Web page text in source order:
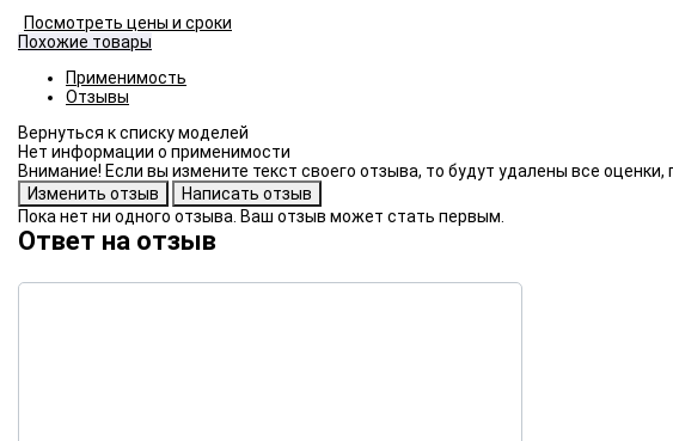
Посмотреть цены и сроки
Похожие товары
Применимость
Отзывы
Нет информации о применимости
Внимание! Если вы измените текст своего отзыва, то будут удалены все
Пока нет ни одного отзыва. Ваш отзыв может стать первым.
Ответ на отзыв